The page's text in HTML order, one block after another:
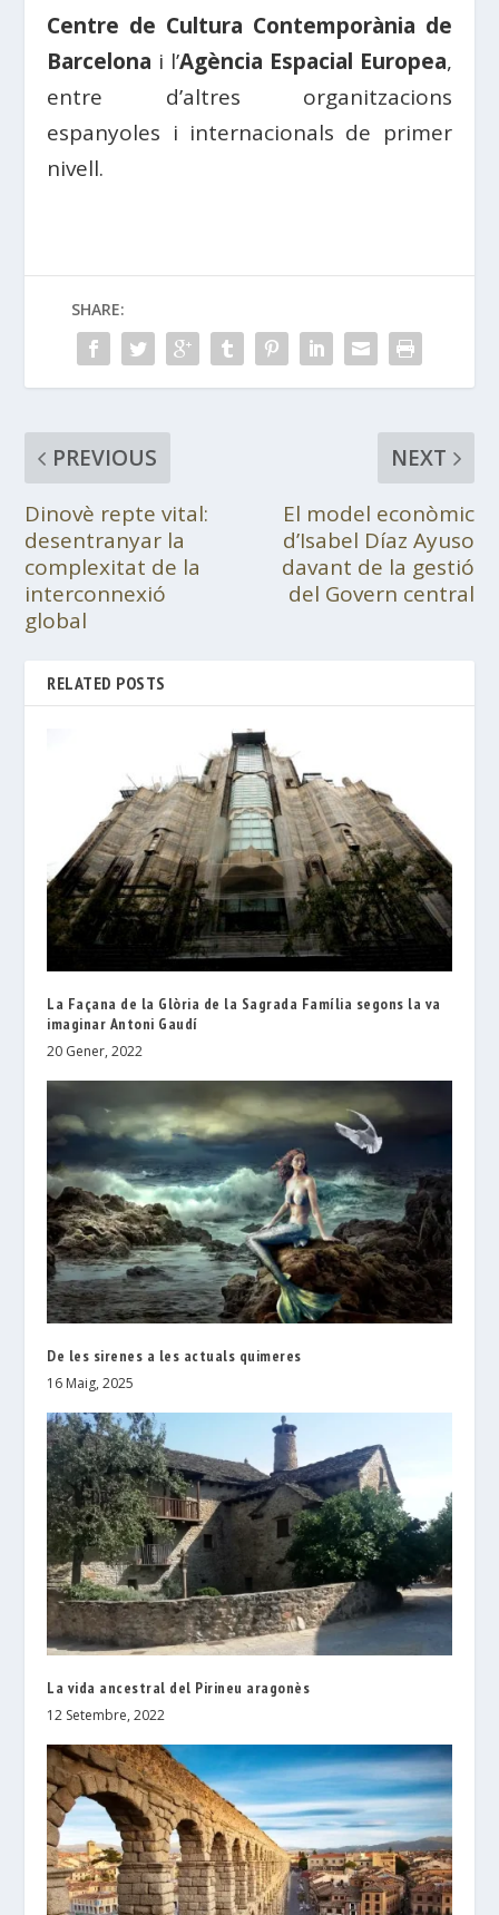
Centre de Cultura Contemporània de
Barcelona i l’Agència Espacial Europea,
entre d’altres organitzacions
espanyoles i internacionals de primer
nivell.
SHARE:
PREVIOUS
Dinovè repte vital:
desentranyar la
complexitat de la
interconnexió
global
NEXT
El model econòmic
d’Isabel Díaz Ayuso
davant de la gestió
del Govern central
RELATED POSTS
La Façana de la Glòria de la Sagrada Família segons la va
imaginar Antoni Gaudí
20 Gener, 2022
De les sirenes a les actuals quimeres
16 Maig, 2025
La vida ancestral del Pirineu aragonès
12 Setembre, 2022